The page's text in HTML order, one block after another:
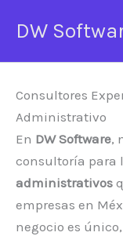
DW
Consultores
Administrativo
En DW Software,
consultoría para
administrativos
empresas en
negocio es